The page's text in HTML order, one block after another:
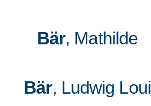
Bär, Mathilde
Bär, Ludwig Loui